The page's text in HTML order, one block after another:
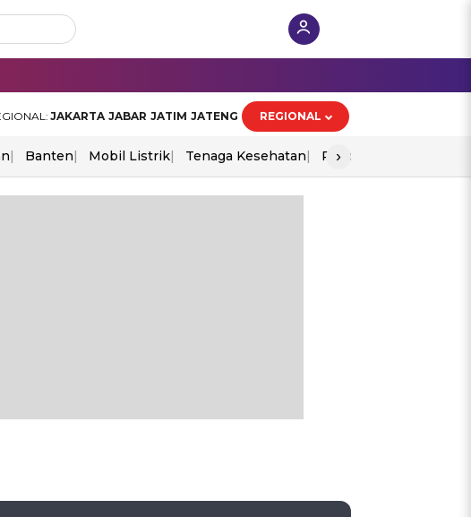
JAKARTA JABAR JATIM JATENG REGIONAL
Banten Mobil Listrik Tenaga Kesehatan Piala Aff 2026
›